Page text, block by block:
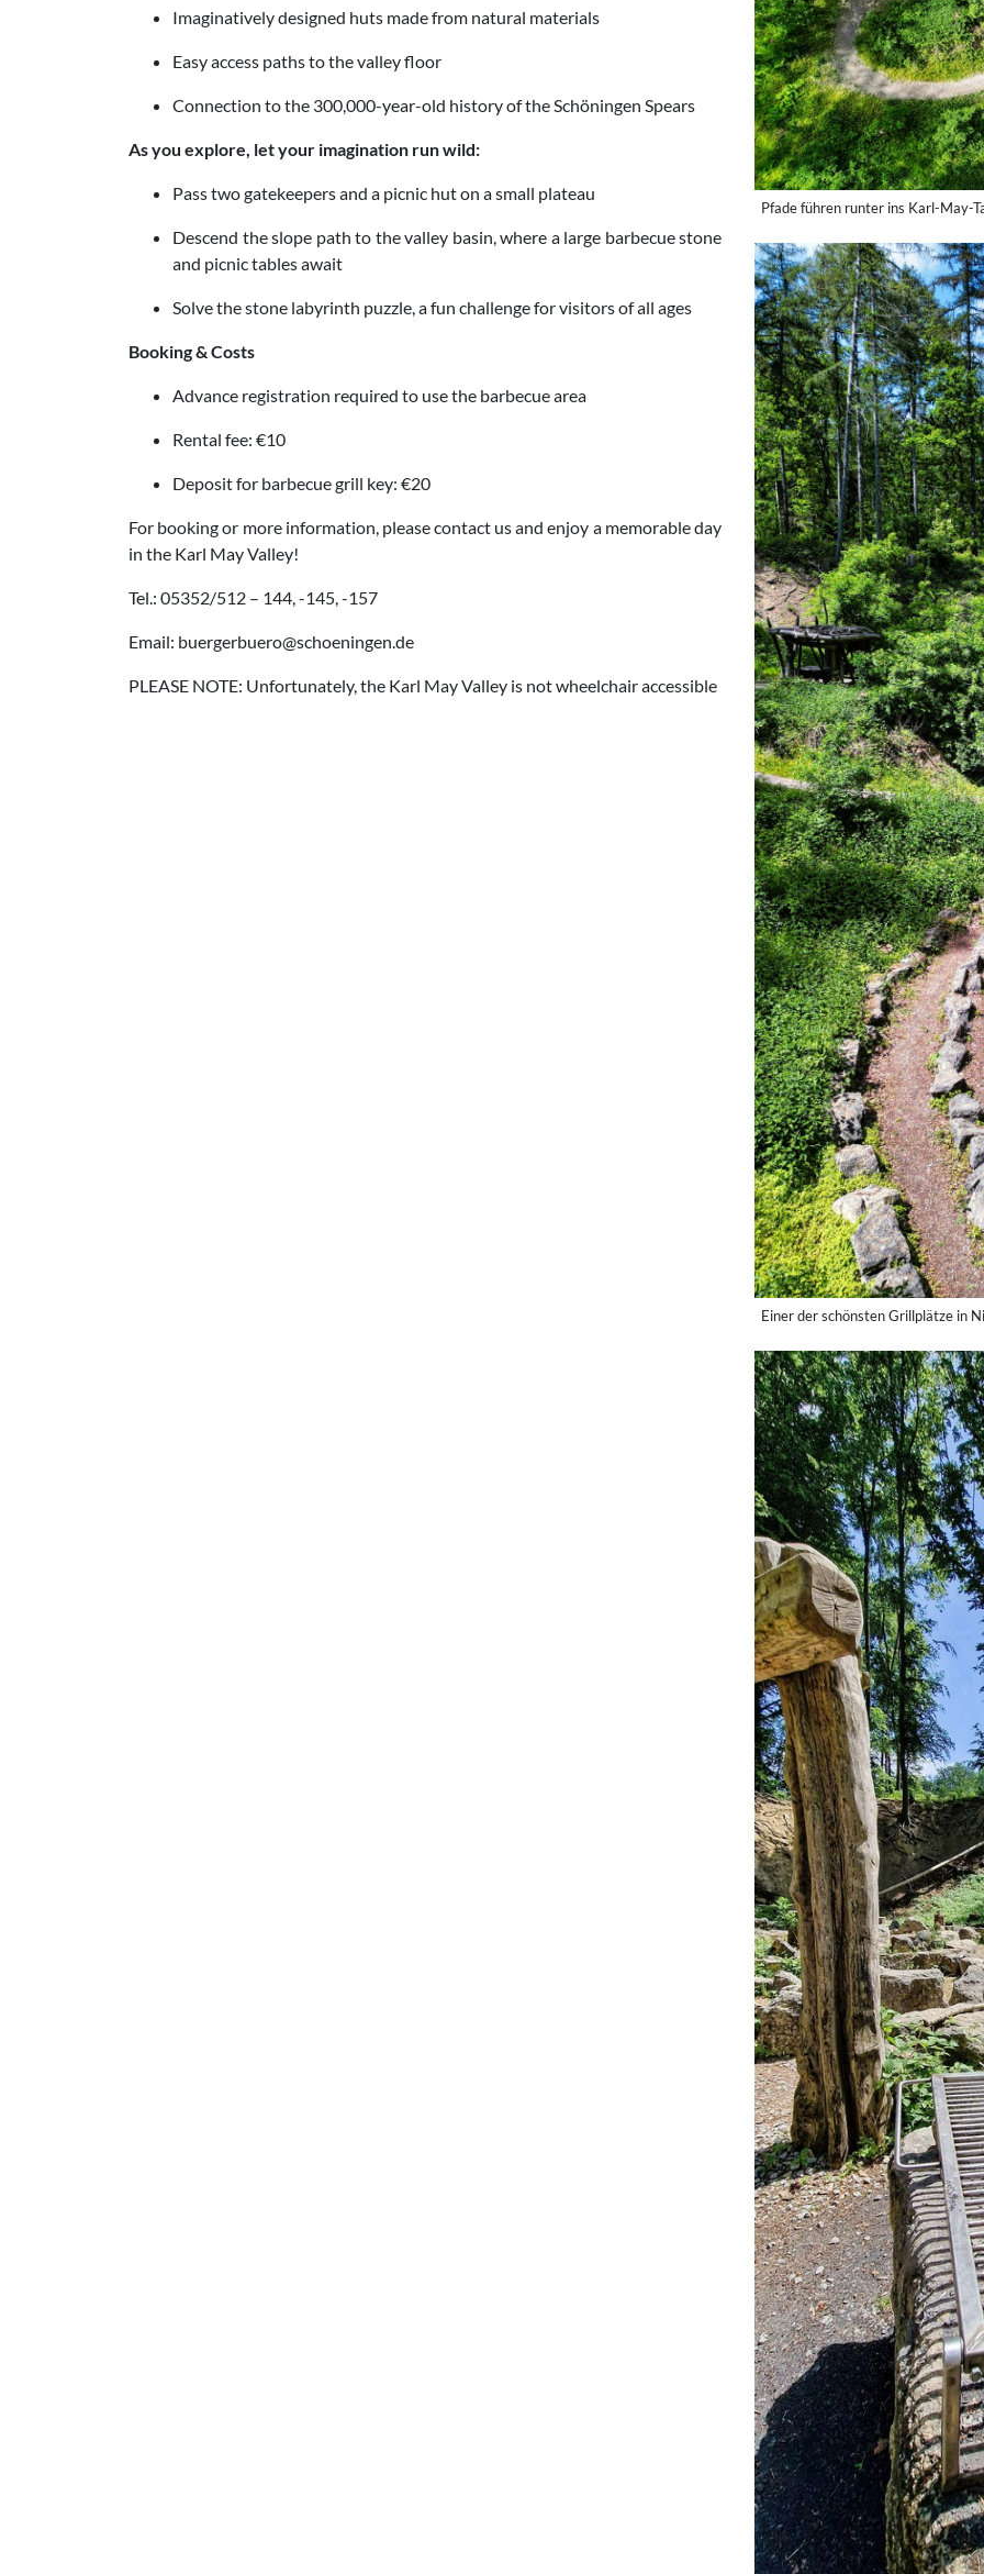
Imaginatively designed huts made from natural materials
Easy access paths to the valley floor
Connection to the 300,000-year-old history of the Schöningen Spears
As you explore, let your imagination run wild:
Pass two gatekeepers and a picnic hut on a small plateau
Descend the slope path to the valley basin, where a large barbecue stone
and picnic tables await
Solve the stone labyrinth puzzle, a fun challenge for visitors of all ages
Booking & Costs
Advance registration required to use the barbecue area
Rental fee: €10
Deposit for barbecue grill key: €20
For booking or more information, please contact us and enjoy a memorable day
in the Karl May Valley!
Tel.: 05352/512 – 144, -145, -157
Email: buergerbuero@schoeningen.de
PLEASE NOTE: Unfortunately, the Karl May Valley is not wheelchair accessible
Pfade führen runter ins Karl-May-
Einer der schönsten Grillplätze in